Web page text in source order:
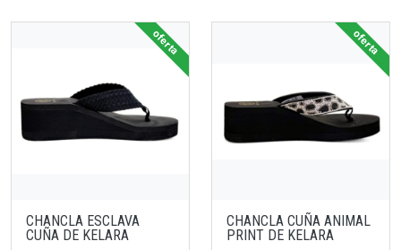
CHANCLA ESCLAVA
CUÑA DE KELARA
oferta
CHANCLA CUÑA ANIMAL
PRINT DE KELARA
oferta